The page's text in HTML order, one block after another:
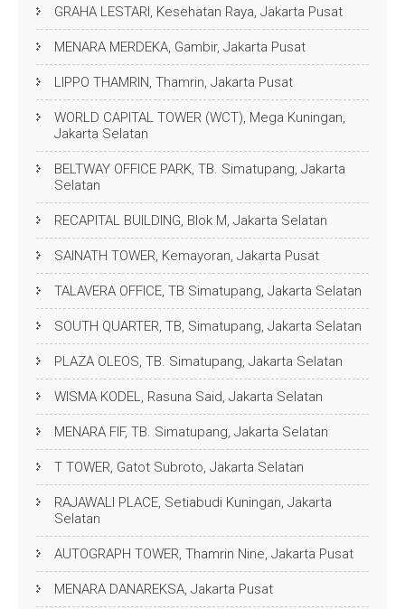
GRAHA LESTARI, Kesehatan Raya, Jakarta Pusat
MENARA MERDEKA, Gambir, Jakarta Pusat
LIPPO THAMRIN, Thamrin, Jakarta Pusat
WORLD CAPITAL TOWER (WCT), Mega Kuningan,
Jakarta Selatan
BELTWAY OFFICE PARK, TB. Simatupang, Jakarta
Selatan
RECAPITAL BUILDING, Blok M, Jakarta Selatan
SAINATH TOWER, Kemayoran, Jakarta Pusat
TALAVERA OFFICE, TB Simatupang, Jakarta Selatan
SOUTH QUARTER, TB, Simatupang, Jakarta Selatan
PLAZA OLEOS, TB. Simatupang, Jakarta Selatan
WISMA KODEL, Rasuna Said, Jakarta Selatan
MENARA FIF, TB. Simatupang, Jakarta Selatan
T TOWER, Gatot Subroto, Jakarta Selatan
RAJAWALI PLACE, Setiabudi Kuningan, Jakarta
Selatan
AUTOGRAPH TOWER, Thamrin Nine, Jakarta Pusat
MENARA DANAREKSA, Jakarta Pusat